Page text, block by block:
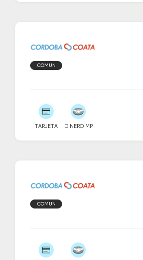
COMUN
TARJETA DINERO MP
COMUN